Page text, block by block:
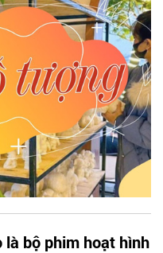
là bộ phim hoạt hình